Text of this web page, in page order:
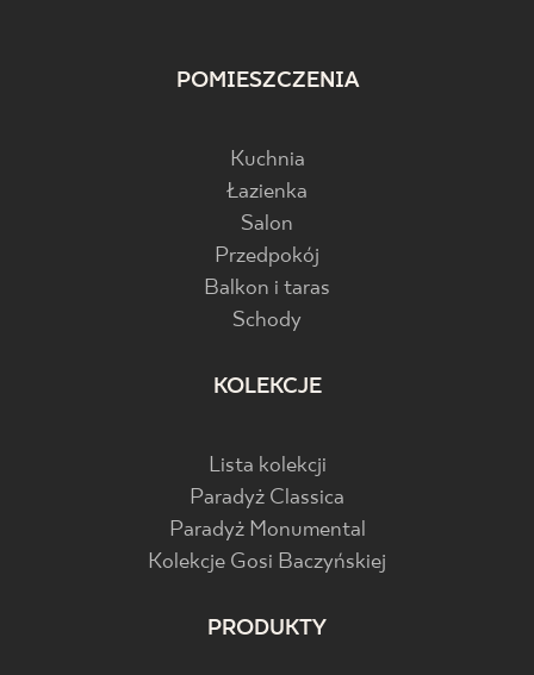
POMIESZCZENIA
Kuchnia
Łazienka
Salon
Przedpokój
Balkon i taras
Schody
KOLEKCJE
Lista kolekcji
Paradyż Classica
Paradyż Monumental
Kolekcje Gosi Baczyńskiej
PRODUKTY